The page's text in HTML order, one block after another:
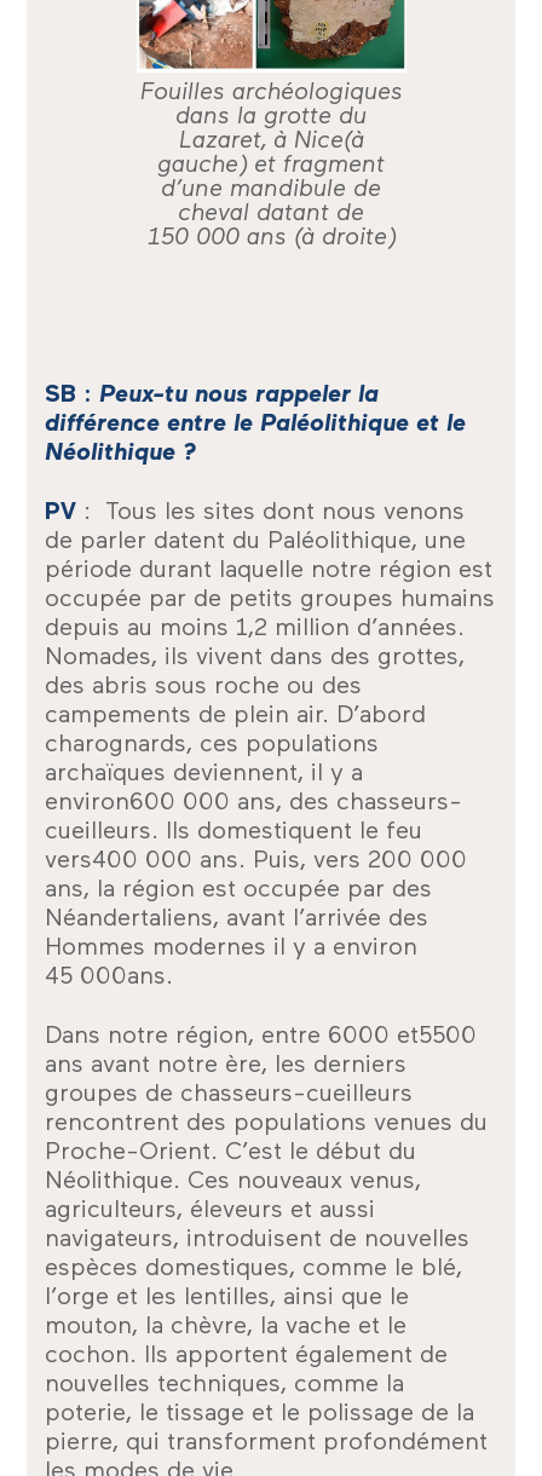
Fouilles archéologiques
dans la grotte du
Lazaret, à Nice(à
gauche) et fragment
d’une mandibule de
cheval datant de
150 000 ans (à droite)
SB : Peux-tu nous rappeler la
différence entre le Paléolithique et le
Néolithique ?
PV : Tous les sites dont nous venons
de parler datent du Paléolithique, une
période durant laquelle notre région est
occupée par de petits groupes humains
depuis au moins 1,2 million d’années.
Nomades, ils vivent dans des grottes,
des abris sous roche ou des
campements de plein air. D’abord
charognards, ces populations
archaïques deviennent, il y a
environ600 000 ans, des chasseurs-
cueilleurs. Ils domestiquent le feu
vers400 000 ans. Puis, vers 200 000
ans, la région est occupée par des
Néandertaliens, avant l’arrivée des
Hommes modernes il y a environ
45 000ans.
Dans notre région, entre 6000 et5500
ans avant notre ère, les derniers
groupes de chasseurs-cueilleurs
rencontrent des populations venues du
Proche-Orient. C’est le début du
Néolithique. Ces nouveaux venus,
agriculteurs, éleveurs et aussi
navigateurs, introduisent de nouvelles
espèces domestiques, comme le blé,
l’orge et les lentilles, ainsi que le
mouton, la chèvre, la vache et le
cochon. Ils apportent également de
nouvelles techniques, comme la
poterie, le tissage et le polissage de la
pierre, qui transforment profondément
les modes de vie.